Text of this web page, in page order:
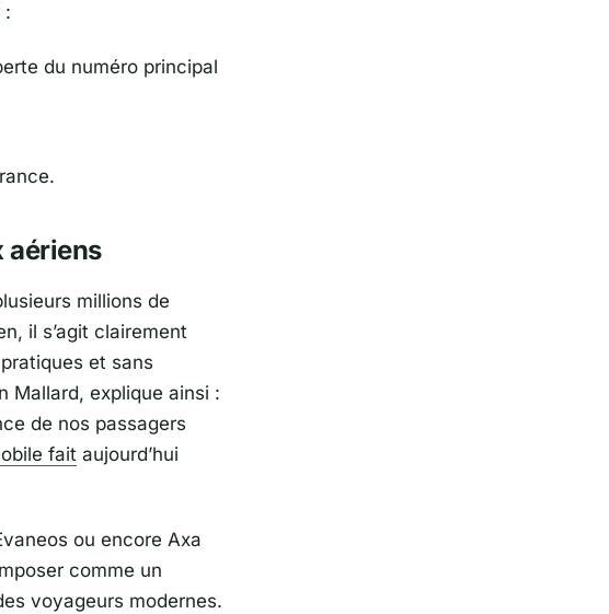
:
du numéro principal
aériens
millions de
il s’agit clairement
et sans
Mallard, explique ainsi :
de nos passagers
fait aujourd’hui
ou encore Axa
comme un
voyageurs modernes.